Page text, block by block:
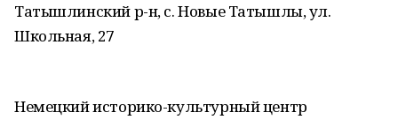
Татышлинский р-н, с. Новые Татышлы, ул.
Школьная, 27
Немецкий историко-культурный центр